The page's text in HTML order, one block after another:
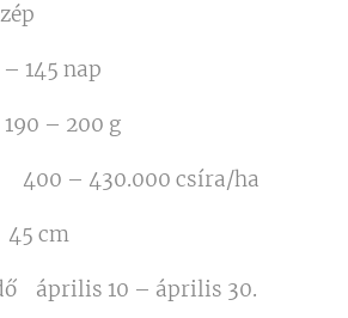
145 nap
– 200 g
400 – 430.000 csíra/ha
cm
április 10 – április 30.